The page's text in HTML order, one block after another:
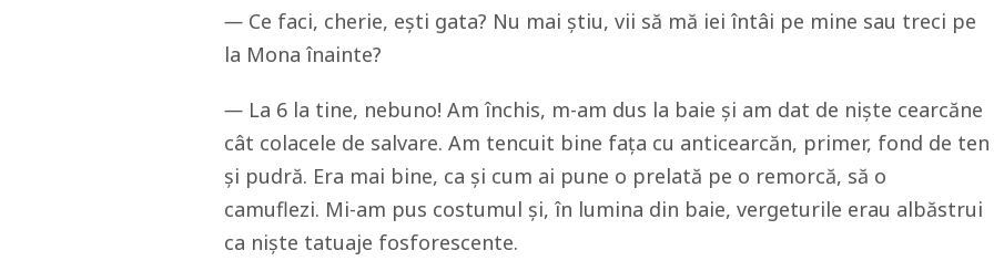
— Ce faci, cherie, ești gata? Nu mai știu, vii să mă iei întâi pe mine sau treci pe
la Mona înainte?
— La 6 la tine, nebuno! Am închis, m-am dus la baie și am dat de niște cearcăne
cât colacele de salvare. Am tencuit bine fața cu anticearcăn, primer, fond de ten
și pudră. Era mai bine, ca și cum ai pune o prelată pe o remorcă, să o
camuflezi. Mi-am pus costumul și, în lumina din baie, vergeturile erau albăstrui
ca niște tatuaje fosforescente.